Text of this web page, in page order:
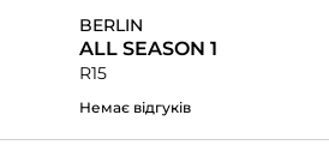
BERLIN
ALL SEASON 1
R15
Немає відгуків